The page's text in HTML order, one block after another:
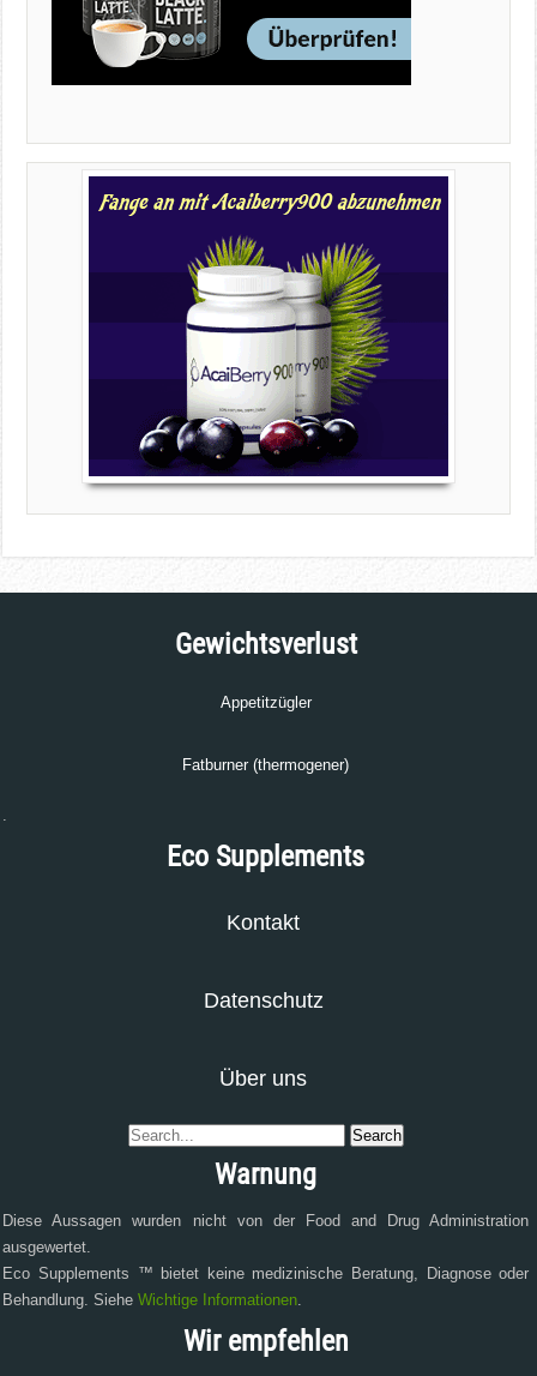
Gewichtsverlust
Appetitzügler
Fatburner (thermogener)
.
Eco Supplements
Kontakt
Datenschutz
Über uns
Warnung
Diese Aussagen wurden nicht von der Food and Drug Administration
ausgewertet.
Eco Supplements ™ bietet keine medizinische Beratung, Diagnose oder
Behandlung. SieheWichtige Informationen.
Wir empfehlen